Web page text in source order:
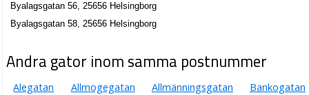
Byalagsgatan 56, 25656 Helsingborg
Byalagsgatan 58, 25656 Helsingborg
Andra gator inom samma postnummer
Alegatan Allmogegatan Allmänningsgatan
Bankogatan